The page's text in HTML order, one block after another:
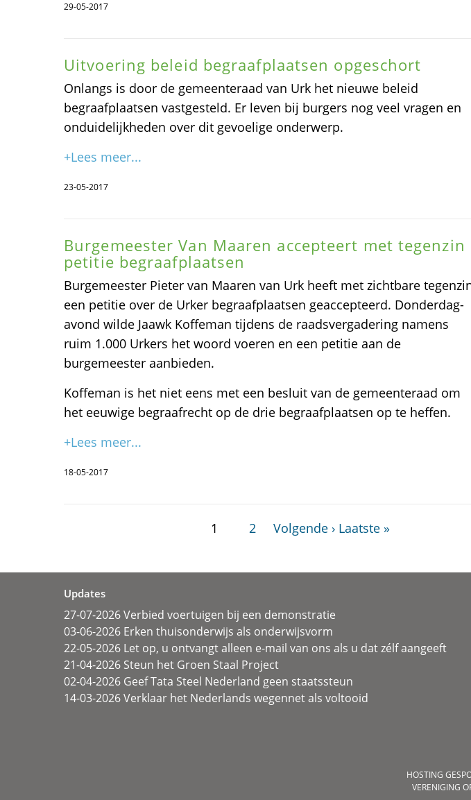
29-05-2017
Uitvoering beleid begraafplaatsen opgeschort
Onlangs is door de gemeenteraad van Urk het nieuwe beleid
begraafplaatsen vastgesteld. Er leven bij burgers nog veel vragen en
onduidelijkheden over dit gevoelige onderwerp.
+Lees meer...
23-05-2017
Burgemeester Van Maaren accepteert met tegenzin
petitie begraafplaatsen
Burgemeester Pieter van Maaren van Urk heeft met zichtbare
een petitie over de Urker begraafplaatsen geaccepteerd. Donderdag-
avond wilde Jaawk Koffeman tijdens de raadsvergadering namens
ruim 1.000 Urkers het woord voeren en een petitie aan de
burgemeester aanbieden.
Koffeman is het niet eens met een besluit van de gemeenteraad om
het eeuwige begraafrecht op de drie begraafplaatsen op te heffen.
+Lees meer...
18-05-2017
1 2 Volgende › Laatste »
Updates
27-07-2026 Verbied voertuigen bij een demonstratie
03-06-2026 Erken thuisonderwijs als onderwijsvorm
22-05-2026 Let op, u ontvangt alleen e-mail van ons als u dat zélf aangeeft
21-04-2026 Steun het Groen Staal Project
02-04-2026 Geef Tata Steel Nederland geen staatssteun
14-03-2026 Verklaar het Nederlands wegennet als voltooid
HOSTING
VERENIGING